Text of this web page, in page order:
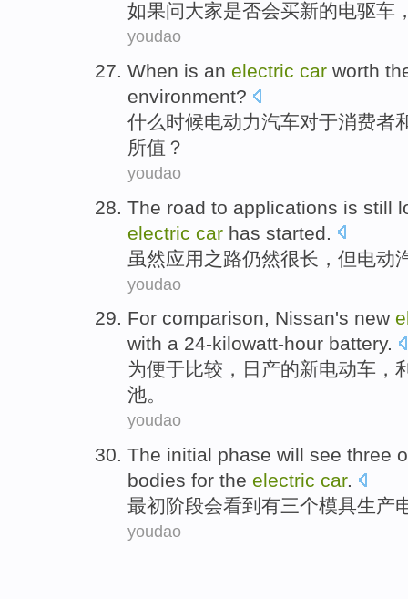
如果问大家是否会买新的电驱车
youdao
When is an electric car worth
environment?
什么时候电动力汽车对于消费者
所值 ？
youdao
The road to applications is still
electric car has started
虽然应用之路仍然很长 ， 但电动
youdao
For comparison, Nissan's new
with a 24-kilowatt-hour battery.
为便于比较 ， 日产的新电动车 ，
池。
youdao
The initial phase will see three
bodies for the electric car.
最初阶段会看到 有三个模具生产
youdao